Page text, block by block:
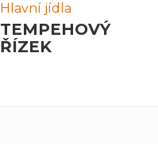
Hlavní jídla
TEMPEHOVÝ
ŘÍZEK